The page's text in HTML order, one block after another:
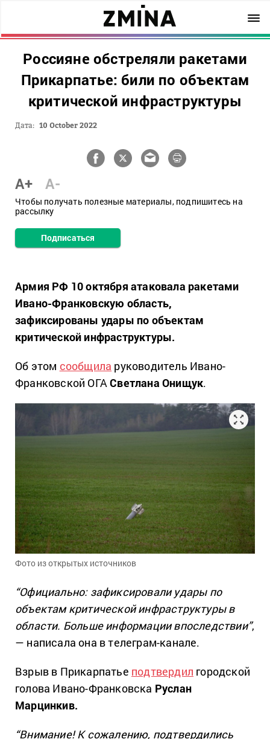
Россияне обстреляли ракетами
Прикарпатье: били по объектам
критической инфраструктуры
Дата: 10 October 2022
A+ A-
Чтобы получать полезные материалы, подпишитесь на
рассылку
Подписаться
Армия РФ 10 октября атаковала ракетами
Ивано-Франковскую область,
зафиксированы удары по объектам
критической инфраструктуры.
Об этом сообщила руководитель Ивано-
Франковской ОГАСветлана Онищук.
Фото из открытых источников
“Официально: зафиксировали удары по
объектам критической инфраструктуры в
области. Больше информации впоследствии”,
— написала она в телеграм-канале.
Взрыв в Прикарпатье подтвердил городской
голова Ивано-Франковска Руслан
Марцинкив.
“Внимание! К сожалению, подтвердились